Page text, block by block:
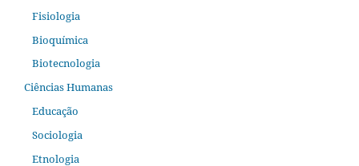
Fisiologia
Bioquímica
Biotecnologia
Ciências Humanas
Educação
Sociologia
Etnologia